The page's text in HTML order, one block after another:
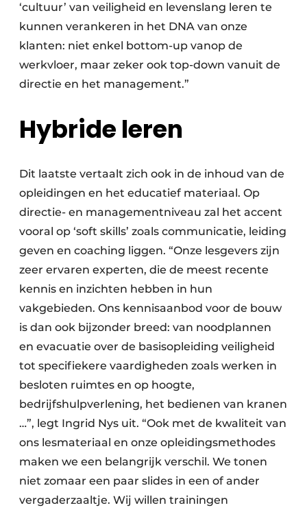
‘cultuur’ van veiligheid en levenslang leren te
kunnen verankeren in het DNA van onze
klanten: niet enkel bottom-up vanop de
werkvloer, maar zeker ook top-down vanuit de
directie en het management.”
Hybride leren
Dit laatste vertaalt zich ook in de inhoud van de
opleidingen en het educatief materiaal. Op
directie- en managementniveau zal het accent
vooral op ‘soft skills’ zoals communicatie, leiding
geven en coaching liggen. “Onze lesgevers zijn
zeer ervaren experten, die de meest recente
kennis en inzichten hebben in hun
vakgebieden. Ons kennisaanbod voor de bouw
is dan ook bijzonder breed: van noodplannen
en evacuatie over de basisopleiding veiligheid
tot specifiekere vaardigheden zoals werken in
besloten ruimtes en op hoogte,
bedrijfshulpverlening, het bedienen van kranen
…”, legt Ingrid Nys uit. “Ook met de kwaliteit van
ons lesmateriaal en onze opleidingsmethodes
maken we een belangrijk verschil. We tonen
niet zomaar een paar slides in een of ander
vergaderzaaltje. Wij willen trainingen